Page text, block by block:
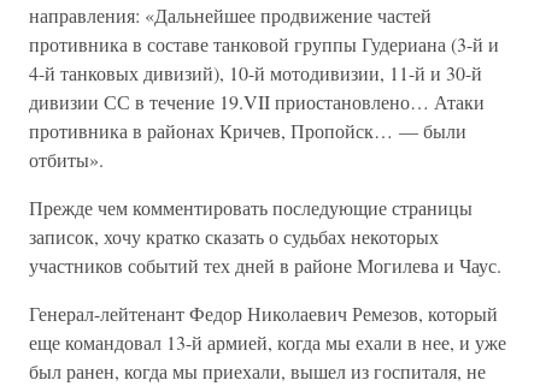
направления: «Дальнейшее продвижение частей
противника в составе танковой группы Гудериана (3-й и
4-й танковых дивизий), 10-й мотодивизии, 11-й и 30-й
дивизии СС в течение 19.VII приостановлено… Атаки
противника в районах Кричев, Пропойск… — были
отбиты».
Прежде чем комментировать последующие страницы
записок, хочу кратко сказать о судьбах некоторых
участников событий тех дней в районе Могилева и Чаус.
Генерал-лейтенант Федор Николаевич Ремезов, который
еще командовал 13-й армией, когда мы ехали в нее, и уже
был ранен, когда мы приехали, вышел из госпиталя, не